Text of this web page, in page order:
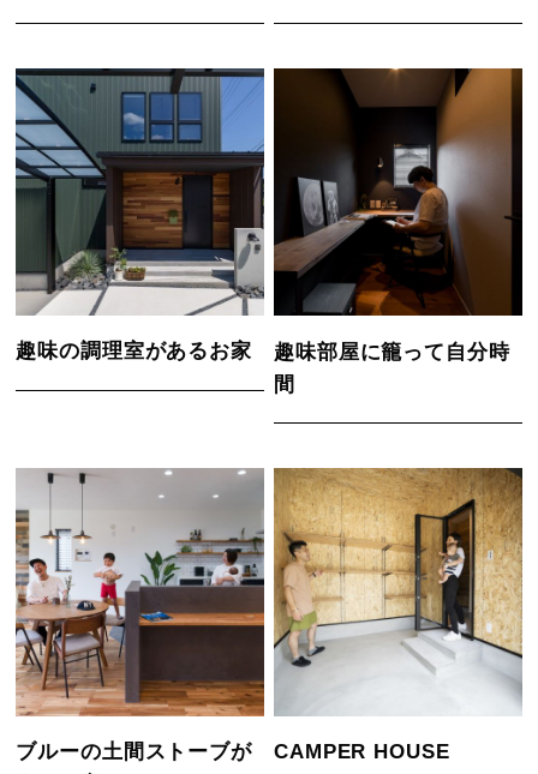
趣味の調理室があるお家
趣味部屋に籠って自分時
間
ブルーの土間ストーブが
CAMPER HOUSE